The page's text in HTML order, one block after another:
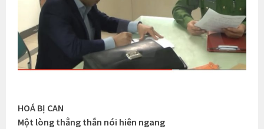
HOÁ BỊ CAN
Một lòng thẳng thắn nói hiên ngang